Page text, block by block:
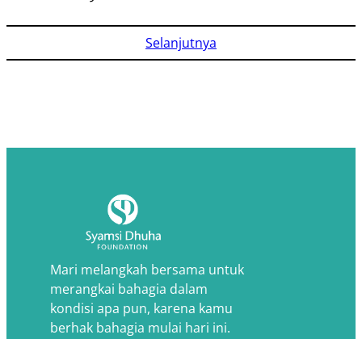
Selanjutnya
Mari melangkah bersama untuk
merangkai bahagia dalam
kondisi apa pun, karena kamu
berhak bahagia mulai hari ini.